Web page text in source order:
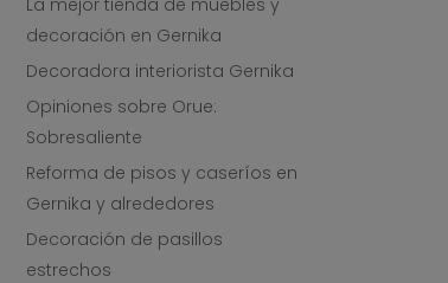
La mejor tienda de muebles y
decoración en Gernika
Decoradora interiorista Gernika
Opiniones sobre Orue:
Sobresaliente
Reforma de pisos y caseríos en
Gernika y alrededores
Decoración de pasillos
estrechos